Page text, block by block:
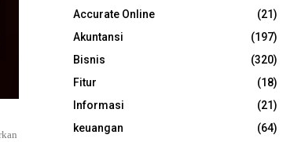
Accurate Online
(21)
Akuntansi
(197)
Bisnis
(320)
Fitur
(18)
Informasi
(21)
keuangan
(64)